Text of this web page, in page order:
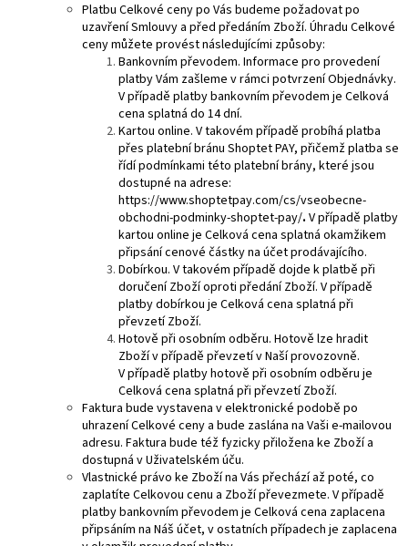
Platbu Celkové ceny po Vás budeme požadovat po
uzavření Smlouvy a před předáním Zboží. Úhradu Celkové
ceny můžete provést následujícími způsoby:
Bankovním převodem. Informace pro provedení
platby Vám zašleme v rámci potvrzení Objednávky.
V případě platby bankovním převodem je Celková
cena splatná do 14 dní.
Kartou online. V takovém případě probíhá platba
přes platební bránu Shoptet PAY, přičemž platba se
řídí podmínkami této platební brány, které jsou
dostupné na adrese:
https://www.shoptetpay.com/cs/vseobecne-
obchodni-podminky-shoptet-pay/. V případě platby
kartou online je Celková cena splatná okamžikem
připsání cenové částky na účet prodávajícího.
Dobírkou. V takovém případě dojde k platbě při
doručení Zboží oproti předání Zboží. V případě
platby dobírkou je Celková cena splatná při
převzetí Zboží.
Hotově při osobním odběru. Hotově lze hradit
Zboží v případě převzetí v Naší provozovně.
V případě platby hotově při osobním odběru je
Celková cena splatná při převzetí Zboží.
Faktura bude vystavena v elektronické podobě po
uhrazení Celkové ceny a bude zaslána na Vaši e-mailovou
adresu. Faktura bude též fyzicky přiložena ke Zboží a
dostupná v Uživatelském úču.
Vlastnické právo ke Zboží na Vás přechází až poté, co
zaplatíte Celkovou cenu a Zboží převezmete. V případě
platby bankovním převodem je Celková cena zaplacena
připsáním na Náš účet, v ostatních případech je zaplacena